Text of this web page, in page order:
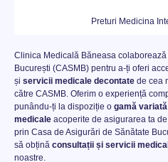
Preturi Medicina
Clinica Medicală Băneasa
București (CASMB) pentru a-ți oferi
și servicii medicale decontate de cea
către CASMB. Oferim o experiență
punându-ți la dispoziție o gamă
medicale acoperite de asigurarea ta
prin Casa de Asigurări de Sănătate
să obțină consultații și servicii
noastre.